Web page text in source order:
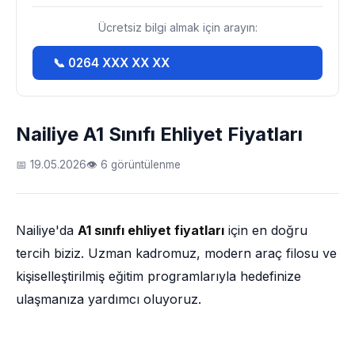
Nailiye A1 Sınıfı Ehliyet Fiyatları
📅 19.05.2026👁 6 görüntülenme
Nailiye'da A1 sınıfı ehliyet fiyatları için en doğru
tercih biziz. Uzman kadromuz, modern araç filosu ve
kişiselleştirilmiş eğitim programlarıyla hedefinize
ulaşmanıza yardımcı oluyoruz.
Ücretsiz bilgi almak için arayın:
📞 0264 XXX XX XX